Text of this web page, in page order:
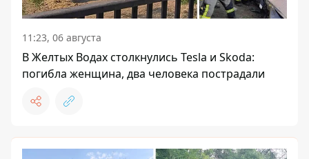
11:23, 06 августа
В Желтых Водах столкнулись Tesla и Skoda:
погибла женщина, два человека пострадали